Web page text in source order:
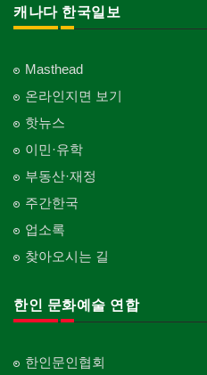
캐나다 한국일보
Masthead
온라인지면 보기
핫뉴스
이민·유학
부동산·재정
주간한국
업소록
찾아오시는 길
한인 문화예술 연합
한인문인협회